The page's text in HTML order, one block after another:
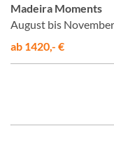
Madeira Moments
August bis
ab 1420,- €